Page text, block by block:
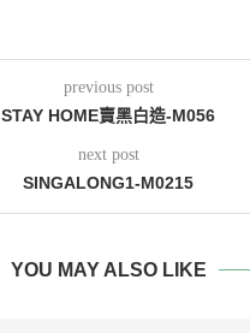
previous post
STAY HOME賣黑白造-M056
next post
SINGALONG1-M0215
YOU MAY ALSO LIKE